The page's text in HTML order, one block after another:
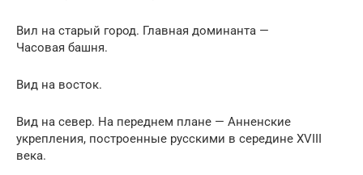
Вил на старый город. Главная доминанта —
Часовая башня.
Вид на восток.
Вид на север. На переднем плане — Анненские
укрепления, построенные русскими в середине XVIII
века.